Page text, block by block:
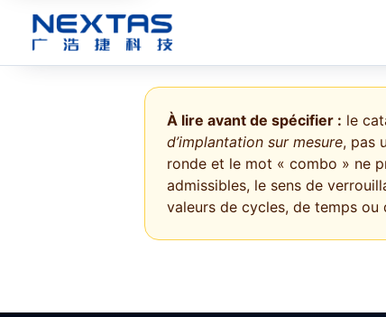
À lire avant de spécifier : le
d’implantation sur mesure, pas
ronde et le mot « combo » ne
admissibles, le sens de
valeurs de cycles, de temps